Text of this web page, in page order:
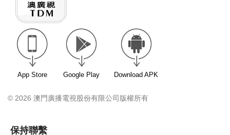
App Store Google Play Download APK
© 2026 澳門廣播電視股份有限公司版權所有
保持聯繫